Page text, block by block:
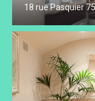
18 rue Pasquier